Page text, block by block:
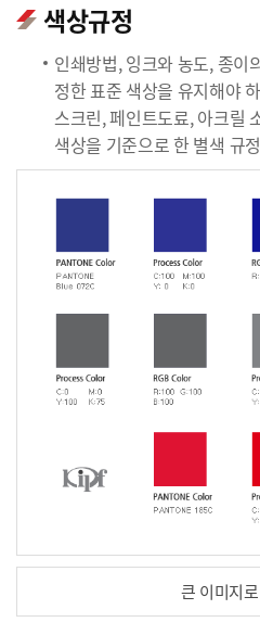
색상규정
인쇄방법, 잉크와 농도, 종이
정한 표준 색상을 유지해야
스크린, 페인트도료, 아크릴
색상을 기준으로 한 별색 규
큰 이미지